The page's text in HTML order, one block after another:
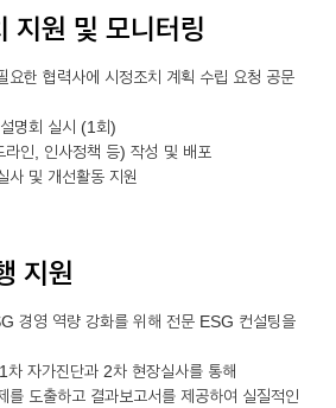
지원 및 모니터링
요한 협력사에 시정조치 계획 수립 요청 공문
명회 실시 (1회)
인, 인사정책 등) 작성 및 배포
사 및 개선활동 지원
지원
경영 역량 강화를 위해 전문 ESG 컨설팅을
차 자가진단과 2차 현장실사를 통해
도출하고 결과보고서를 제공하여 실질적인